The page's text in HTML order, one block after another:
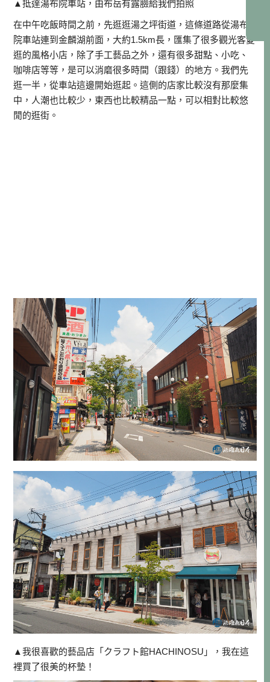
▲抵達湯布院車站，由布岳有露臉給我們拍照
在中午吃飯時間之前，先逛逛湯之坪街道，這條道路從湯布
院車站連到金麟湖前面，大約1.5km長，匯集了很多觀光客愛
逛的風格小店，除了手工藝品之外，還有很多甜點、小吃、
咖啡店等等，是可以消磨很多時間（跟錢）的地方。我們先
逛一半，從車站這邊開始逛起。這側的店家比較沒有那麼集
中，人潮也比較少，東西也比較精品一點，可以相對比較悠
閒的逛街。
▲我很喜歡的藝品店「クラフト館HACHINOSU」，我在這
裡買了很美的杯墊！